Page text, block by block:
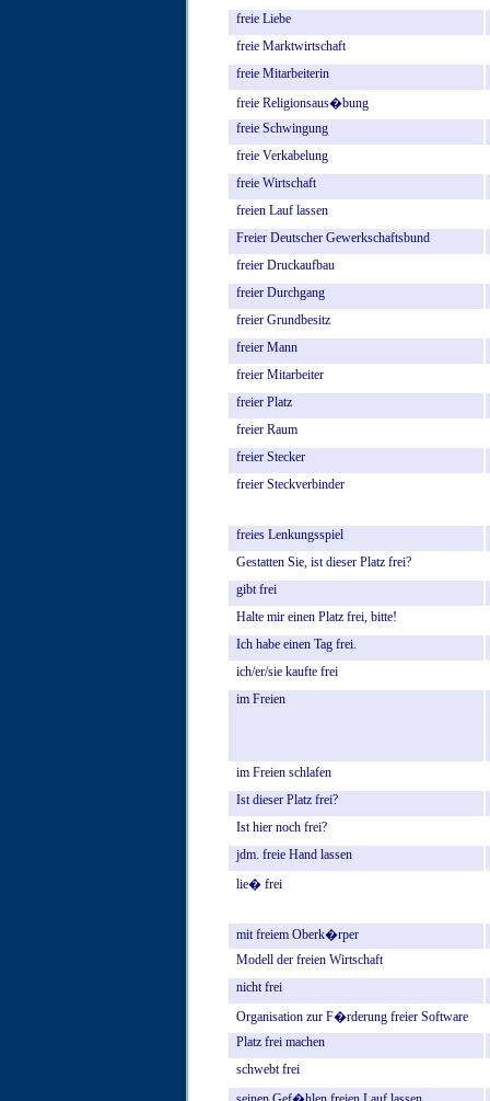
freie Liebe
freie Marktwirtschaft
freie Mitarbeiterin
freie Religionsaus�bung
freie Schwingung
freie Verkabelung
freie Wirtschaft
freien Lauf lassen
Freier Deutscher Gewerkschaftsbund
freier Druckaufbau
freier Durchgang
freier Grundbesitz
freier Mann
freier Mitarbeiter
freier Platz
freier Raum
freier Stecker
freier Steckverbinder
freies Lenkungsspiel
Gestatten Sie, ist dieser Platz frei?
gibt frei
Halte mir einen Platz frei, bitte!
Ich habe einen Tag frei.
ich/er/sie kaufte frei
im Freien
im Freien schlafen
Ist dieser Platz frei?
Ist hier noch frei?
jdm. freie Hand lassen
lie� frei
mit freiem Oberk�rper
Modell der freien Wirtschaft
nicht frei
Organisation zur F�rderung freier Software
Platz frei machen
schwebt frei